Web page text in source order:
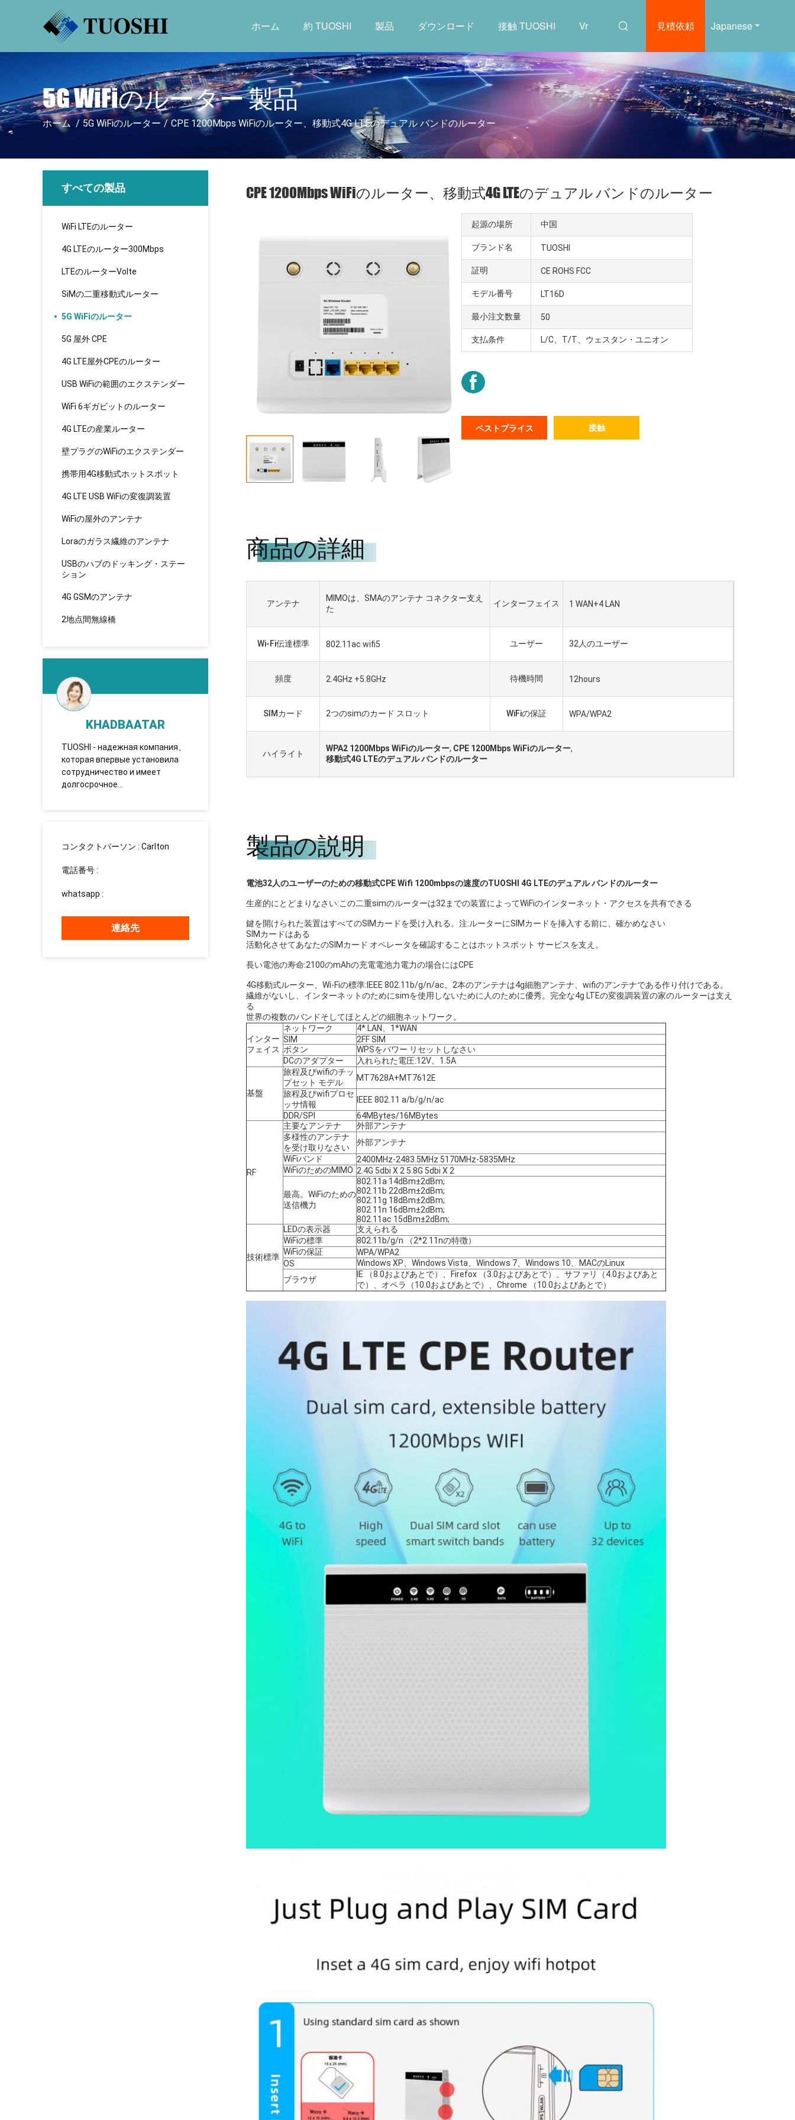
Japanese
見積依頼
ホーム 約 TUOSHI 製品 ダウンロード 接触 TUOSHI Vr
5G WiFiのルーター 製品
ホーム / 5G WiFiのルーター / CPE 1200Mbps WiFiのルーター、移動式4G LTEのデュアル バンドのルーター
すべての製品
WiFi LTEのルーター
4G LTEのルーター300Mbps
LTEのルーターVolte
SiMの二重移動式ルーター
5G WiFiのルーター
5G 屋外 CPE
4G LTE屋外CPEのルーター
USB WiFiの範囲のエクステンダー
WiFi 6ギガビットのルーター
4G LTEの産業ルーター
壁プラグのWiFiのエクステンダー
携帯用4G移動式ホットスポット
4G LTE USB WiFiの変復調装置
WiFiの屋外のアンテナ
Loraのガラス繊維のアンテナ
USBのハブのドッキング・ステー
ション
4G GSMのアンテナ
2地点間無線橋
KHADBAATAR
TUOSHI - надежная компания、
которая впервые установила
сотрудничество и имеет
долгосрочное
私達は5年間それらを使用する一
緒にを使用に、それらであるよい
コンタクトパーソン : Carlton
電話番号 :
whatsapp :
連絡先
CPE 1200Mbps WiFiのルーター、移動式4G LTEのデュアル バンドのルーター
起源の場所 中国
ブランド名 TUOSHI
証明 CE ROHS FCC
モデル番号 LT16D
最小注文数量 50
支払条件 L/C、T/T、ウェスタン・ユニオン
ベストプライス 接触
商品の詳細
アンテナ
MIMOは、SMAのアンテナ コネクター支え
た
インターフェイス 1 WAN+4 LAN
Wi-Fi伝達標準 802.11ac wifi5 ユーザー 32人のユーザー
頻度 2.4GHz +5.8GHz 待機時間 12hours
SIMカード 2つのsimのカード スロット WiFiの保証 WPA/WPA2
ハイライト
WPA2 1200Mbps WiFiのルーター, CPE 1200Mbps WiFiのルーター,
移動式4G LTEのデュアル バンドのルーター
製品の説明
電池32人のユーザーのための移動式CPE Wifi 1200mbpsの速度のTUOSHI 4G LTEのデュアル バンドのルーター
生産的にとどまりなさい:この二重simのルーターは32までの装置によってWiFiのインターネット・アクセスを共有できる
鍵を開けられた装置はすべてのSIMカードを受け入れる。注:ルーターにSIMカードを挿入する前に、確かめなさい
SIMカードはある
活動化させてあなたのSIMカード オペレータを確認することはホットスポット サービスを支え。
長い電池の寿命:2100のmAhの充電電池力電力の場合にはCPE
4G移動式ルーター、Wi-Fiの標準:IEEE 802.11b/g/n/ac。2本のアンテナは4g細胞アンテナ、wifiのアンテナである作り付けである。
繊維がないし、インターネットのためにsimを使用しないために人のために優秀。完全な4g LTEの変復調装置の家のルーターは支え
る
世界の複数のバンドそしてほとんどの細胞ネットワーク。
インター
フェイス
ネットワーク
4* LAN、1*WAN
SIM
2FF SIM
ボタン
WPSをパワー リセットしなさい
DCのアダプター
入れられた電圧:12V、1.5A
基盤
旅程及びwifiのチッ
プセット モデル
MT7628A+MT7612E
旅程及びwifiプロセ
ッサ情報
IEEE 802.11 a/b/g/n/ac
DDR/SPI
64MBytes/16MBytes
RF
主要なアンテナ
外部アンテナ
多様性のアンテナ
を受け取りなさい
外部アンテナ
WiFiバンド
2400MHz-2483.5MHz 5170MHz-5835MHz
WiFiのためのMIMO 2.4G 5dbi X 2 5.8G 5dbi X 2
最高。WiFiのための
送信機力
802.11a 14dBm±2dBm;
802.11b 22dBm±2dBm;
802.11g 18dBm±2dBm;
802.11n 16dBm±2dBm;
802.11ac 15dBm±2dBm;
技術標準
LEDの表示器
支えられる
WiFiの標準
802.11b/g/n （2*2 11nの特徴）
WiFiの保証
WPA/WPA2
OS
Windows XP、Windows Vista、Windows 7、Windows 10、MACのLinux
ブラウザ
IE （8.0およびあとで）、Firefox （3.0およびあとで）、サファリ（4.0およびあと
で）、オペラ（10.0およびあとで）、Chrome （10.0およびあとで）